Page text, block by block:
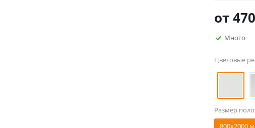
от
Много
Цветовые
Размер
800x2000